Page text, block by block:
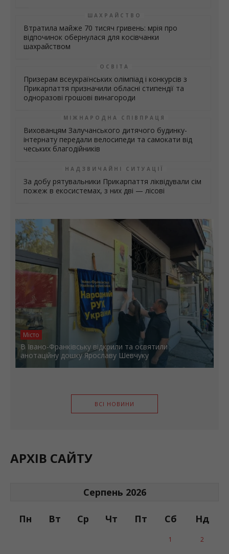
ШАХРАЙСТВО
Втратила майже 70 тисяч гривень: мрія про
відпочинок обернулася для косівчанки
шахрайством
ОСВІТА
Призерам всеукраїнських олімпіад і конкурсів з
Прикарпаття призначили обласні стипендії та
одноразові грошові винагороди
МІЖНАРОДНА СПІВПРАЦЯ
Вихованцям Залучанського дитячого будинку-
інтернату передали велосипеди та самокати від
чеських благодійників
НАДЗВИЧАЙНІ СИТУАЦІЇ
За добу рятувальники Прикарпаття ліквідували сім
пожеж в екосистемах, з них дві — лісові
Місто
В Івано-Франківську відкрили та освятили
анотаційну дошку Ярославу Шевчуку
ВСІ НОВИНИ
АРХІВ САЙТУ
Серпень 2026
Пн Вт Ср Чт Пт Сб Нд
1 2